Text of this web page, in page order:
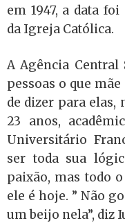
em 1947, a data
da Igreja Católica.
A Agência Central
pessoas o que
de dizer para elas,
23 anos,
Universitário
ser toda sua
paixão, mas todo
ele é hoje. ” Não
um beijo nela”, diz